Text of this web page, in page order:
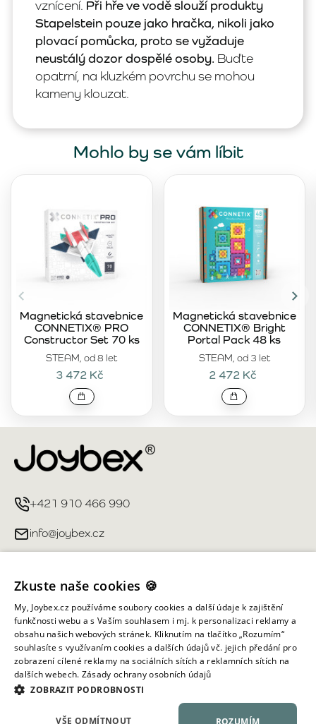
vznícení. Při hře ve vodě slouží produkty
Stapelstein pouze jako hračka, nikoli jako
plovací pomůcka, proto se vyžaduje
neustálý dozor dospělé osoby. Buďte
opatrní, na kluzkém povrchu se mohou
kameny klouzat.
Mohlo by se vám líbit
STEAM, od 8 let
Magnetická stavebnice
CONNETIX® PRO
Constructor Set 70 ks
3 472 Kč
STEAM, od 3 let
Magnetická stavebnice
CONNETIX® Bright
Portal Pack 48 ks
2 472 Kč
+421 910 466 990
info@joybex.cz
Můj účet
Informace obchodu
Všechna práva vyhrazena ©
Zkuste naše cookies 🍪
My, Joybex.cz používáme soubory cookies a další údaje k zajištění
funkčnosti webu a s Vaším souhlasem i mj. k personalizaci reklamy a
obsahu našich webových stránek. Kliknutím na tlačítko „Rozumím“
souhlasíte s využívaním cookies a dalších údajů vč. jejich předání pro
zobrazení cílené reklamy na sociálních sítích a reklamních sítích na
dalších webech. Zásady ochrany osobních údajů
ZOBRAZIT PODROBNOSTI
ROZUMÍM
VŠE ODMÍTNOUT